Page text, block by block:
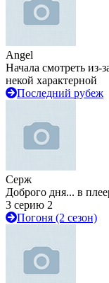
Angel
Начала смотреть из-
некой характерной
Последний рубеж
Серж
Доброго дня... в
3 серию 2
Погоня (2 сезон)